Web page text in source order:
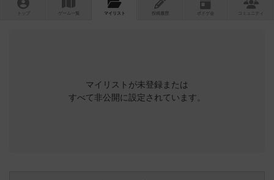
トップ ゲーム一覧 マイリスト 投稿履歴 ボ ドゲ コミュニティ
マイリストが未登録または
すべて非公開に設定されています。